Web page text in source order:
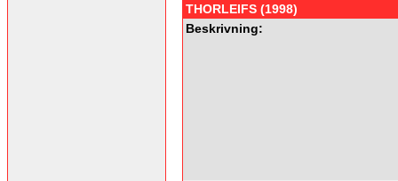
THORLEIFS (1998)
Beskrivning: